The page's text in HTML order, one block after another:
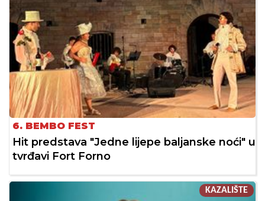
6. BEMBO FEST
Hit predstava "Jedne lijepe baljanske noći" u
tvrđavi Fort Forno
KAZALIŠTE